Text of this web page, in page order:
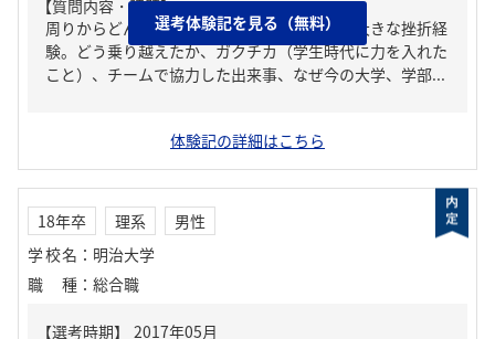
【質問内容・課題】
周りからどんな人といわれる？、人生の中で大きな挫折経
験。どう乗り越えたか、ガクチカ（学生時代に力を入れた
こと）、チームで協力した出来事、なぜ今の大学、学部...
選考体験記を見る（無料）
体験記の詳細はこちら
18年卒 理系
男性
学校名 ： 明治大学
職種 ： 総合職